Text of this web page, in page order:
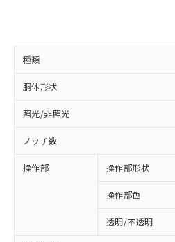
種類
胴体形状
照光/非照光
ノッチ数
操作部 操作部形状
操作部色
透明/不透明